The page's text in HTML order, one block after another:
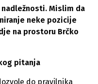
Mislim da
neke pozicije
na prostoru Brčko
pitanja
do pravilnika